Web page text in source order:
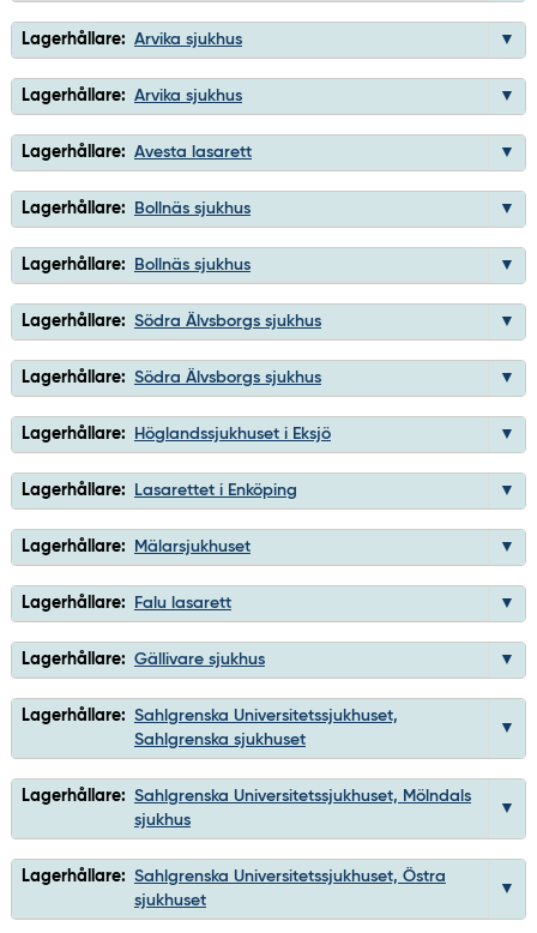
Lagerhållare: Arvika sjukhus
Lagerhållare: Arvika sjukhus
Lagerhållare: Avesta lasarett
Lagerhållare: Bollnäs sjukhus
Lagerhållare: Bollnäs sjukhus
Lagerhållare: Södra Älvsborgs sjukhus
Lagerhållare: Södra Älvsborgs sjukhus
Lagerhållare: Höglandssjukhuset i Eksjö
Lagerhållare: Lasarettet i Enköping
Lagerhållare: Mälarsjukhuset
Lagerhållare: Falu lasarett
Lagerhållare: Gällivare sjukhus
Lagerhållare: Sahlgrenska Universitetssjukhuset,
Sahlgrenska sjukhuset
Lagerhållare: Sahlgrenska Universitetssjukhuset, Mölndals
sjukhus
Lagerhållare: Sahlgrenska Universitetssjukhuset, Östra
sjukhuset